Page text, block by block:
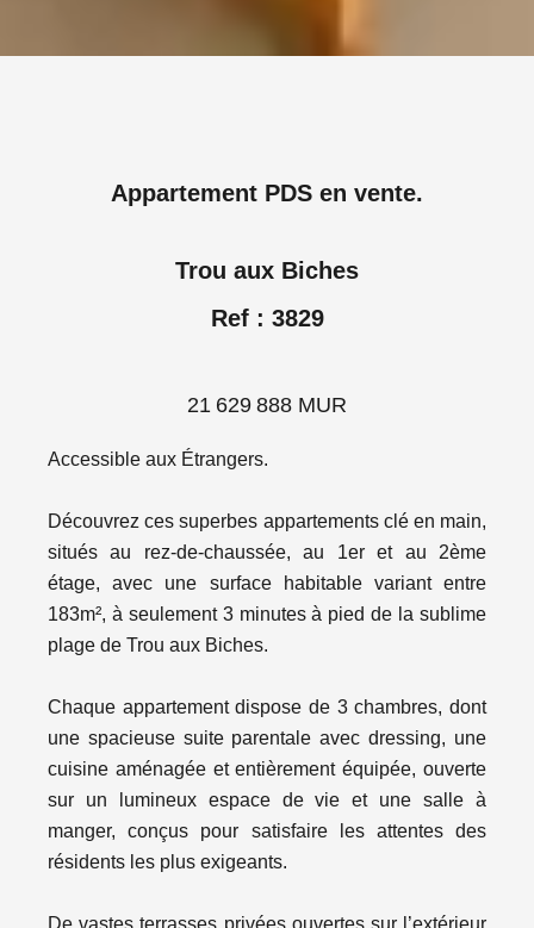
Appartement PDS en vente.
Trou aux Biches
Ref : 3829
21 629 888 MUR
Accessible aux Étrangers.
Découvrez ces superbes appartements clé en main,
situés au rez-de-chaussée, au 1er et au 2ème
étage, avec une surface habitable variant entre
183m², à seulement 3 minutes à pied de la sublime
plage de Trou aux Biches.
Chaque appartement dispose de 3 chambres, dont
une spacieuse suite parentale avec dressing, une
cuisine aménagée et entièrement équipée, ouverte
sur un lumineux espace de vie et une salle à
manger, conçus pour satisfaire les attentes des
résidents les plus exigeants.
De vastes terrasses privées ouvertes sur l’extérieur